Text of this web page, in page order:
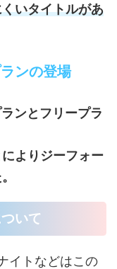
いタイトルがあ
ンの登場
ンとフリープラ
よりジーフォー
いて
イトなどはこの